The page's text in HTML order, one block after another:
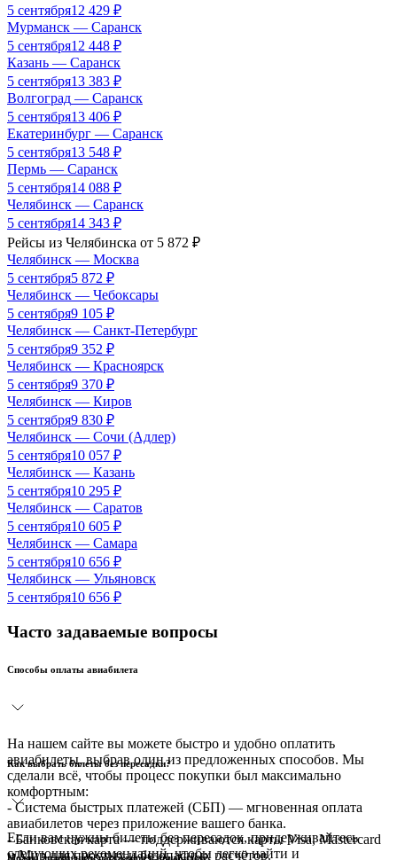
5 сентября12 429 ₽
Мурманск — Саранск
5 сентября12 448 ₽
Казань — Саранск
5 сентября13 383 ₽
Волгоград — Саранск
5 сентября13 406 ₽
Екатеринбург — Саранск
5 сентября13 548 ₽
Пермь — Саранск
5 сентября14 088 ₽
Челябинск — Саранск
5 сентября14 343 ₽
Рейсы из Челябинска от 5 872 ₽
Челябинск — Москва
5 сентября5 872 ₽
Челябинск — Чебоксары
5 сентября9 105 ₽
Челябинск — Санкт-Петербург
5 сентября9 352 ₽
Челябинск — Красноярск
5 сентября9 370 ₽
Челябинск — Киров
5 сентября9 830 ₽
Челябинск — Сочи (Адлер)
5 сентября10 057 ₽
Челябинск — Казань
5 сентября10 295 ₽
Челябинск — Саратов
5 сентября10 605 ₽
Челябинск — Самара
5 сентября10 656 ₽
Челябинск — Ульяновск
5 сентября10 656 ₽
Часто задаваемые вопросы
Способы оплаты авиабилета
На нашем сайте вы можете быстро и удобно оплатить
авиабилеты, выбрав один из предложенных способов. Мы
сделали всё, чтобы процесс покупки был максимально
комфортным:
- Система быстрых платежей (СБП) — мгновенная оплата
авиабилетов через приложение вашего банка.
- Банковская карта — поддерживаются карты Visa, Mastercard
и Мир для простых и безопасных расчётов.
Как выбрать билеты без пересадки?
Если вам нужны билеты без пересадок, придерживайтесь
следующих рекомендаций, чтобы легко найти и
Можно ли изменить пассажира в авиабилете